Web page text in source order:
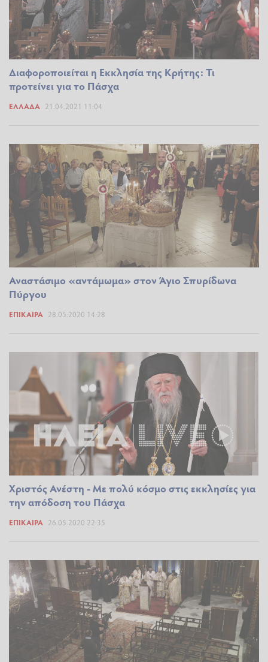
Διαφοροποιείται η Εκκλησία της Κρήτης: Τι
προτείνει για το Πάσχα
ΕΛΛΆΔΑ 21.04.2021 11:04
Αναστάσιμο «αντάμωμα» στον Άγιο Σπυρίδωνα
Πύργου
ΕΠΊΚΑΙΡΑ 28.05.2020 14:28
Χριστός Ανέστη - Με πολύ κόσμο στις εκκλησίες για
την απόδοση του Πάσχα
ΕΠΊΚΑΙΡΑ 26.05.2020 22:35